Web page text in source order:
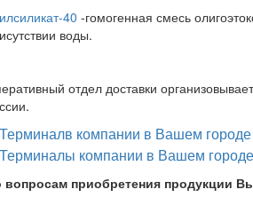
40 -гомогенная смесь
воды.
отдел доставки
вопросам приобретения продукции